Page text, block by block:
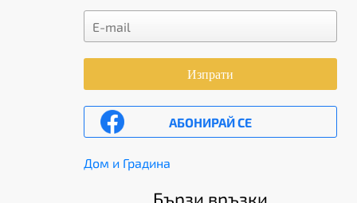
Изпрати
АБОНИРАЙ СЕ
Дом и Градина
Бързи връзки